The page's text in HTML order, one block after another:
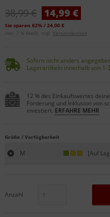
38,99 € 14,99 €
Sie sparen 62% / 24,00 €
inkl. 7 % MwSt. zzgl. Versandkosten
Sofern nicht anders
Lagerartikeln innerhalb von 1-
12 % des Einkaufswertes
Förderung und Inklusion von
investiert. ERFAHRE MEHR
Größe / Verfügbarkeit
M [Auf
Anzahl